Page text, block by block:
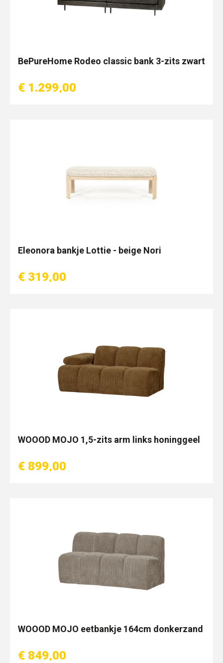
BePureHome Rodeo classic bank 3-zits zwart
€ 1.299,00
Eleonora bankje Lottie - beige Nori
€ 319,00
WOOOD MOJO 1,5-zits arm links honinggeel
€ 899,00
WOOOD MOJO eetbankje 164cm donkerzand
€ 849,00